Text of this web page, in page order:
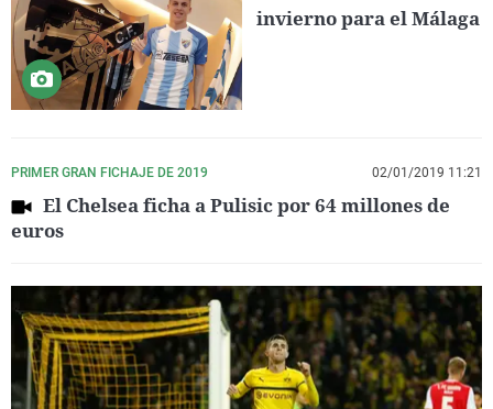
invierno para el Málaga
PRIMER GRAN FICHAJE DE 2019 02/01/2019 11:21
El Chelsea ficha a Pulisic por 64 millones de
euros